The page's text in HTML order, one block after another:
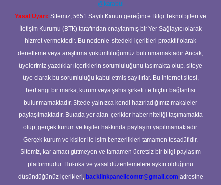
@karabul
Yasal Uyarı: Sitemiz, 5651 Sayılı Kanun gereğince Bilgi Teknolojileri ve
İletişim Kurumu (BTK) tarafından onaylanmış bir Yer Sağlayıcı olarak
hizmet vermektedir. Bu nedenle, sitedeki içerikleri proaktif olarak
denetleme veya araştırma yükümlülüğümüz bulunmamaktadır. Ancak,
üyelerimiz yazdıkları içeriklerin sorumluluğunu taşımakta olup, siteye
üye olarak bu sorumluluğu kabul etmiş sayılırlar. Bu internet sitesi,
herhangi bir marka, kurum veya şahıs şirketi ile hiçbir bağlantısı
bulunmamaktadır. Sitede yalnızca kendi hazırladığımız makaleler
paylaşılmaktadır. Burada yer alan içerikler haber niteliği taşımamakta
olup, gerçek kurum ve kişiler hakkında paylaşım yapılmamaktadır.
Gerçek kurum ve kişiler ile isim benzerlikleri tamamen tesadüfidir.
Sitemiz, kar amacı gütmeyen ve tamamen ücretsiz bir bilgi paylaşım
platformudur. Hukuka ve yasal düzenlemelere aykırı olduğunu
düşündüğünüz içerikleri, backlinkpanelicomtr@gmail.com adresine